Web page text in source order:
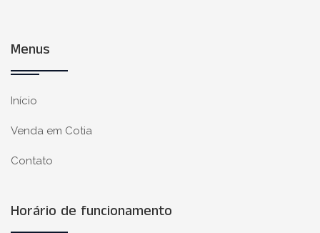
Menus
Início
Venda em Cotia
Contato
Horário de funcionamento